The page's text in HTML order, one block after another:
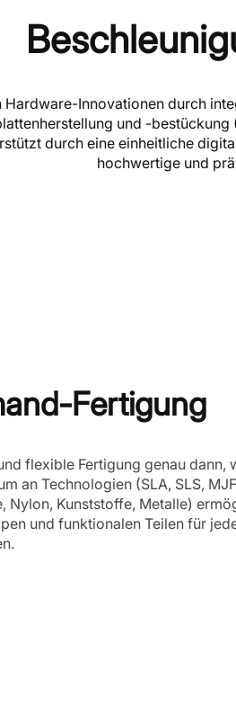
Innovationen durch
und -
durch eine einheitliche
hochwertige und
Fertigung
flexible Fertigung genau dann,
an Technologien (SLA, SLS,
Nylon, Kunststoffe, Metalle)
und funktionalen Teilen für